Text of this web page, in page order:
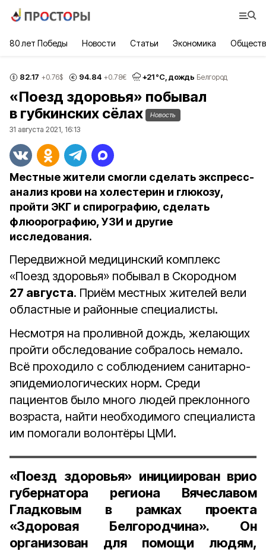
80 лет Победы Новости Статьи Экономика
82.17 +0.76$ 94.84 +0.78€ +21°С, дождь Белгород
«Поезд здоровья» побывал
в губкинских сёлах
Новость
31 августа 2021, 16:13
Местные жители смогли сделать экспресс-
анализ крови на холестерин и глюкозу,
пройти ЭКГ и спирографию, сделать
флюорографию, УЗИ и другие
исследования.
Передвижной медицинский комплекс
«Поезд здоровья» побывал в Скородном
27 августа. Приём местных жителей вели
областные и районные специалисты.
Несмотря на проливной дождь, желающих
пройти обследование собралось немало.
Всё проходило с соблюдением санитарно-
эпидемиологических норм. Среди
пациентов было много людей преклонного
возраста, найти необходимого специалиста
им помогали волонтёры ЦМИ.
«Поезд здоровья» инициирован врио
губернатора региона Вячеславом
Гладковымв рамках проекта
«Здоровая Белгородчина». Он
организован для помощи людям,